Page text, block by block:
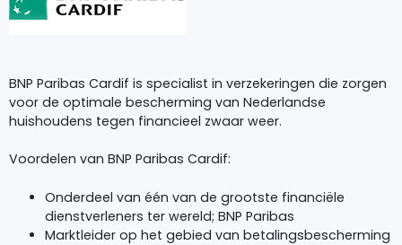
BNP Paribas Cardif is specialist in verzekeringen die zorgen
voor de optimale bescherming van Nederlandse
huishoudens tegen financieel zwaar weer.
Voordelen van BNP Paribas Cardif:
Onderdeel van één van de grootste financiële
dienstverleners ter wereld; BNP Paribas
Marktleider op het gebied van betalingsbescherming